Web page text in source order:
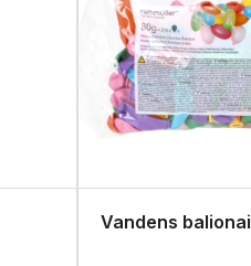
Vandens balionai